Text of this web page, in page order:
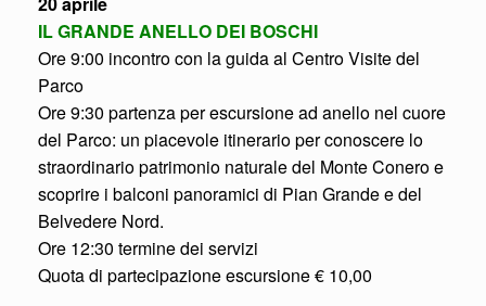
IL GRANDE ANELLO DEI BOSCHI
Ore 9:00 incontro con la guida al Centro Visite del
Parco
Ore 9:30 partenza per escursione ad anello nel cuore
del Parco: un piacevole itinerario per conoscere lo
straordinario patrimonio naturale del Monte Conero e
scoprire i balconi panoramici di Pian Grande e del
Belvedere Nord.
Ore 12:30 termine dei servizi
Quota di partecipazione escursione € 10,00